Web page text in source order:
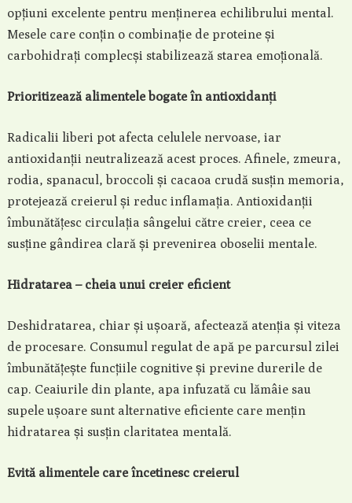
opțiuni excelente pentru menținerea echilibrului mental.
Mesele care conțin o combinație de proteine și
carbohidrați complecși stabilizează starea emoțională.
Prioritizează alimentele bogate în antioxidanți
Radicalii liberi pot afecta celulele nervoase, iar
antioxidanții neutralizează acest proces. Afinele, zmeura,
rodia, spanacul, broccoli și cacaoa crudă susțin memoria,
protejează creierul și reduc inflamația. Antioxidanții
îmbunătățesc circulația sângelui către creier, ceea ce
susține gândirea clară și prevenirea oboselii mentale.
Hidratarea – cheia unui creier eficient
Deshidratarea, chiar și ușoară, afectează atenția și viteza
de procesare. Consumul regulat de apă pe parcursul zilei
îmbunătățește funcțiile cognitive și previne durerile de
cap. Ceaiurile din plante, apa infuzată cu lămâie sau
supele ușoare sunt alternative eficiente care mențin
hidratarea și susțin claritatea mentală.
Evită alimentele care încetinesc creierul